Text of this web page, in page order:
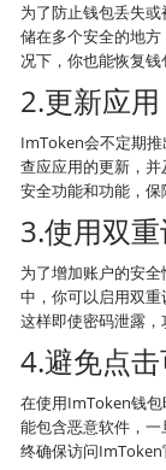
为了防止钱包丢失
储在多个安全的地
况下，你也能恢复钱
2.更新应用
ImToken会不定期
查应应用的更新，
安全功能和功能，保
3.使用双
为了增加账户的安
中，你可以启用双重
这样即使密码泄露，
4.避免点
在使用ImToken钱
能包含恶意软件，
终确保访问ImToken